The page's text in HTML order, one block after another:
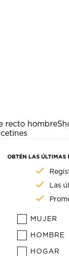
recto hombre
OBTÉN LAS ÚLTIMAS
Las
MUJER
HOMBRE
HOGAR